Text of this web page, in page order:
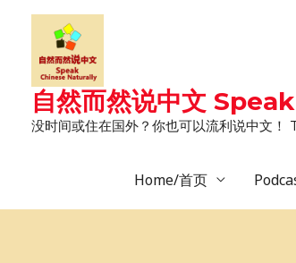
自然而然说中文
没时间或住在国外？你也可以流利说中文！
Home/首页